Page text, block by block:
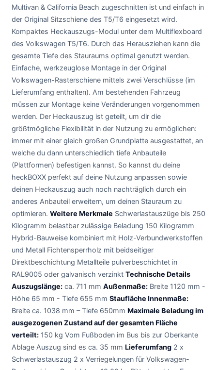
Multivan & California Beach zugeschnitten ist und einfach in
der Original Sitzschiene des T5/T6 eingesetzt wird.
Kompaktes Heckauszugs-Modul unter dem Multiflexboard
des Volkswagen T5/T6. Durch das Herausziehen kann die
gesamte Tiefe des Stauraums optimal genutzt werden.
Einfache, werkzeuglose Montage in der Original
Volkswagen-Rasterschiene mittels zwei Verschlüsse (im
Lieferumfang enthalten). Am bestehenden Fahrzeug
müssen zur Montage keine Veränderungen vorgenommen
werden. Der Heckauszug ist geteilt, um dir die
größtmögliche Flexibilität in der Nutzung zu ermöglichen:
immer mit einer gleich großen Grundplatte ausgestattet, an
welche du dann unterschiedlich tiefe Anbauteile
(Plattformen) befestigen kannst. So kannst du deine
heckBOXX perfekt auf deine Nutzung anpassen sowie
deinen Heckauszug auch noch nachträglich durch ein
anderes Anbauteil erweitern, um deinen Stauraum zu
optimieren. Weitere Merkmale Schwerlastauszüge bis 250
Kilogramm belastbar zulässige Beladung 150 Kilogramm
Hybrid-Bauweise kombiniert mit Holz-Verbundwerkstoffen
und Metall Fichtensperrholz mit beidseitiger
Direktbeschichtung Metallteile pulverbeschichtet in
RAL9005 oder galvanisch verzinkt Technische Details
Auszugslänge: ca. 711 mm Außenmaße: Breite 1120 mm -
Höhe 65 mm - Tiefe 655 mm Staufläche Innenmaße:
Breite ca. 1038 mm – Tiefe 650mm Maximale Beladung im
ausgezogenen Zustand auf der gesamten Fläche
verteilt: 150 kg Vom Fußboden im Bus bis zur Oberkante
Ablage Auszug sind es ca. 35 mm Lieferumfang 2 x
Schwerlastauszug 2 x Verriegelungen für Volkswagen-